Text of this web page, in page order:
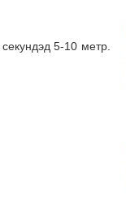
5-10 метр.